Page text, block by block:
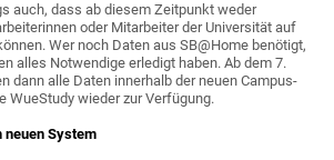
auch, dass ab diesem Zeitpunkt weder
oder Mitarbeiter der Universität auf
Wer noch Daten aus SB@Home benötigt,
alles Notwendige erledigt haben. Ab dem 7.
dann alle Daten innerhalb der neuen Campus-
WueStudy wieder zur Verfügung.
System